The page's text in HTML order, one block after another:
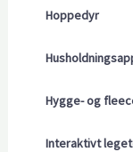
Hoppedyr
Hygge- og
Interaktivt